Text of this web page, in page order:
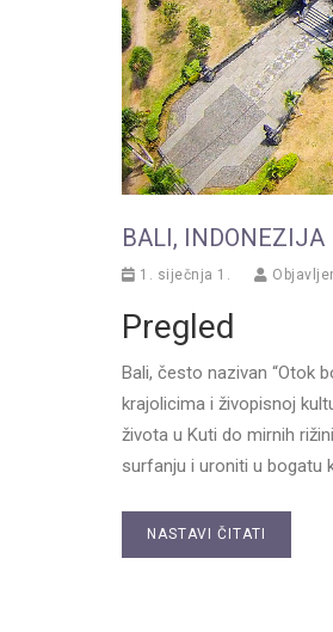
BALI, INDONEZIJA
1. siječnja 1.
Pregled
Bali, često nazivan “Otok
krajolicima i živopisnoj
života u Kuti do mirnih
surfanju i uroniti u bogatu
NASTAVI ČITATI